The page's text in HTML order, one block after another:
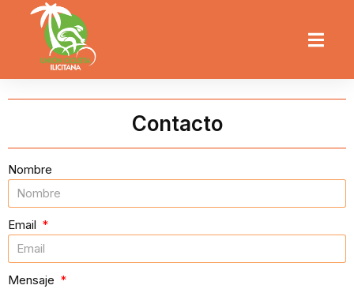
Contacto
Nombre
Email
Mensaje